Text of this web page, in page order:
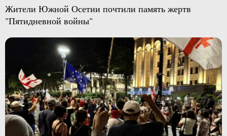
Жители Южной Осетии почтили память жертв
"Пятидневной войны"